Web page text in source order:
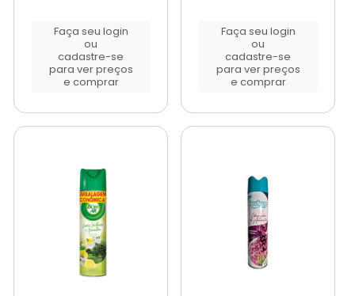
Faça seu login
ou
cadastre-se
para ver preços
e comprar
Faça seu login
ou
cadastre-se
para ver preços
e comprar